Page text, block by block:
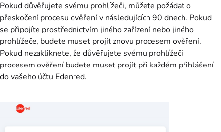
Pokud důvěřujete svému prohlížeči, můžete požádat o
přeskočení procesu ověření v následujících 90 dnech.​ Pokud
se připojíte prostřednictvím jiného zařízení nebo jiného
prohlížeče, budete muset projít znovu procesem ověření.
Pokud nezakliknete, že důvěřujete svému prohlížeči,
procesem ověření budete muset projít při každém přihlášení
do vašeho účtu Edenred.